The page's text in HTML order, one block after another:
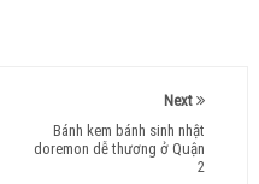
Next
Bánh kem bánh sinh nhật
doremon dễ thương ở Quận
2